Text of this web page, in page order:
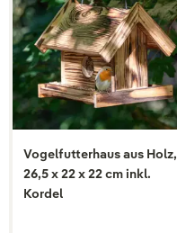
Vogelfutterhaus aus Holz,
26,5 x 22 x 22 cm inkl.
Kordel